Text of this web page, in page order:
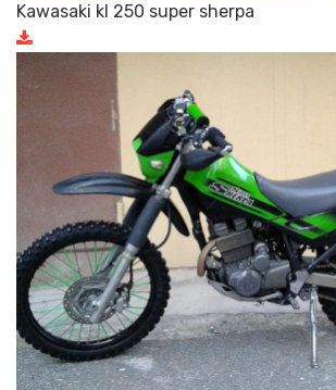
Kawasaki kl 250 super sherpa